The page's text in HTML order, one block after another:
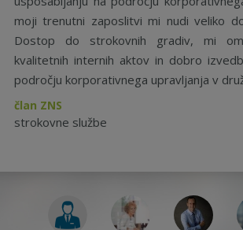
moji trenutni zaposlitvi mi nudi veliko
Dostop do strokovnih gradiv, mi
kvalitetnih internih aktov in dobro
področju korporativnega upravljanja v
član ZNS
strokovne službe